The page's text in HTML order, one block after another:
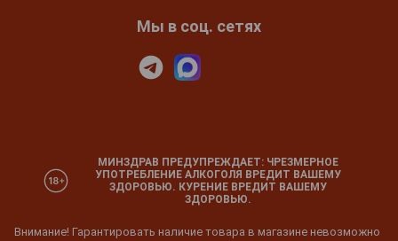
Мы в соц. сетях
МИНЗДРАВ ПРЕДУПРЕЖДАЕТ: ЧРЕЗМЕРНОЕ
УПОТРЕБЛЕНИЕ АЛКОГОЛЯ ВРЕДИТ ВАШЕМУ
ЗДОРОВЬЮ. КУРЕНИЕ ВРЕДИТ ВАШЕМУ
ЗДОРОВЬЮ.
Внимание! Гарантировать наличие товара в магазине невозможно